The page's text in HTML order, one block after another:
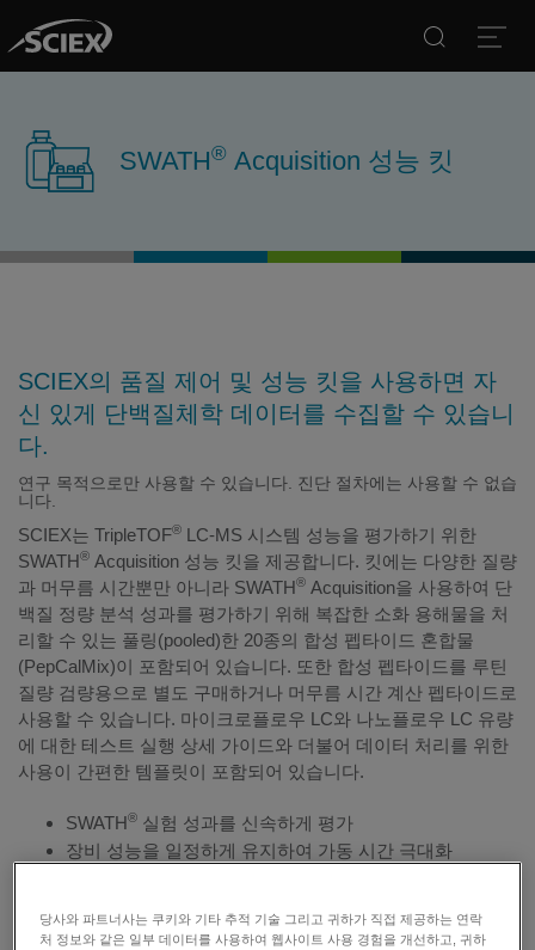
SWATH® Acquisition 성능 킷
SCIEX의 품질 제어 및 성능 킷을 사용하면 자
신 있게 단백질체학 데이터를 수집할 수 있습니
다.
연구 목적으로만 사용할 수 있습니다. 진단 절차에는 사용할 수 없습
니다.
SCIEX는 TripleTOF® LC-MS 시스템 성능을 평가하기 위한
SWATH® Acquisition 성능 킷을 제공합니다. 킷에는 다양한 질량
과 머무름 시간뿐만 아니라 SWATH® Acquisition을 사용하여 단
백질 정량 분석 성과를 평가하기 위해 복잡한 소화 용해물을 처
리할 수 있는 풀링(pooled)한 20종의 합성 펩타이드 혼합물
(PepCalMix)이 포함되어 있습니다. 또한 합성 펩타이드를 루틴
질량 검량용으로 별도 구매하거나 머무름 시간 계산 펩타이드로
사용할 수 있습니다. 마이크로플로우 LC와 나노플로우 LC 유량
에 대한 테스트 실행 상세 가이드와 더불어 데이터 처리를 위한
사용이 간편한 템플릿이 포함되어 있습니다.
SWATH® 실험 성과를 신속하게 평가
장비 성능을 일정하게 유지하여 가동 시간 극대화
상태: 구매 가능
당사와 파트너사는 쿠키와 기타 추적 기술 그리고 귀하가 직접 제공하는 연락
처 정보와 같은 일부 데이터를 사용하여 웹사이트 사용 경험을 개선하고, 귀하